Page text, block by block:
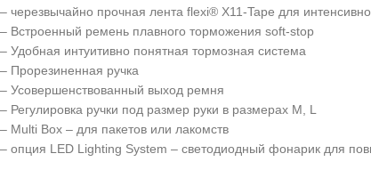
– черезвычайно прочная лента flexi® X11-Tape для
– Встроенный ремень плавного торможения soft-stop
– Удобная интуитивно понятная тормозная система
– Прорезиненная ручка
– Усовершенствованный выход ремня
– Регулировка ручки под размер руки в размерах M, L
– Multi Box – для пакетов или лакомств
– опция LED Lighting System – светодиодный фонарик для